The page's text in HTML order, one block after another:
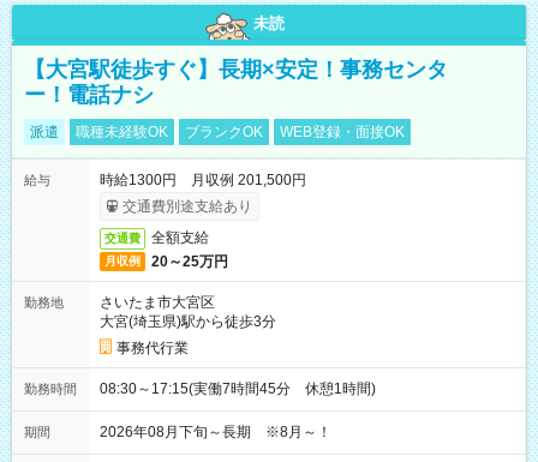
未読
【大宮駅徒歩すぐ】長期×安定！事務センタ
ー！電話ナシ
派遣 職種未経験OK ブランクOK WEB登録・面接OK
給与
時給1300円 月収例 201,500円
交通費別途支給あり
交通費 全額支給
月収例 20～25万円
勤務地
さいたま市大宮区
大宮(埼玉県)駅から徒歩3分
事務代行業
勤務時間 08:30～17:15(実働7時間45分 休憩1時間)
期間 2026年08月下旬～長期 ※8月～！